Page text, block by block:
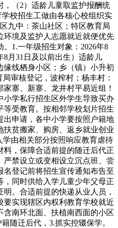
（2）适龄儿童取监护报酬统
校招生工做由各核心校组织实
九中：茶山社区；特区教育局
环境及监护人志愿就近就便优先
1.一年级招生对象：2026年8
8月31日及以前出生）适龄儿
线栖身小区；乡（镇）小升初
审核登记，波榨村；杨丰村：
寨、新寨、龙井村平易近组！
小学私行招生区外学生导致买办
受教育。按相邻学校划片招生
出申请，各中小学要按照户籍地
贫搬家、购房、返乡就业创业
学由相关部分按照响应教育虐待
，保障合适前提的随迁后代正
严禁设立或变相设立沉点班、尝
登记前将招生宣传通知布告至
同时供给入学儿童少年父母正
。合适前提的快递从业人员，
实现辖区内权利教育学校就近
南环北面、扶植南西面的小区
随迁后代，3.抓实控辍保学。